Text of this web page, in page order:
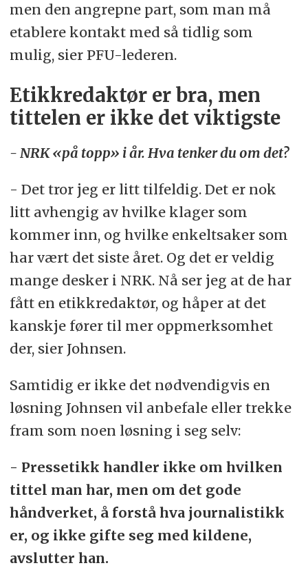
men den angrepne part, som man må
etablere kontakt med så tidlig som
mulig, sier PFU-lederen.
Etikkredaktør er bra, men
tittelen er ikke det viktigste
- NRK «på topp» i år. Hva tenker du om det?
- Det tror jeg er litt tilfeldig. Det er nok
litt avhengig av hvilke klager som
kommer inn, og hvilke enkeltsaker som
har vært det siste året. Og det er veldig
mange desker i NRK. Nå ser jeg at de har
fått en etikkredaktør, og håper at det
kanskje fører til mer oppmerksomhet
der, sier Johnsen.
Samtidig er ikke det nødvendigvis en
løsning Johnsen vil anbefale eller trekke
fram som noen løsning i seg selv:
- Pressetikk handler ikke om hvilken
tittel man har, men om det gode
håndverket, å forstå hva journalistikk
er, og ikke gifte seg med kildene,
avslutter han.